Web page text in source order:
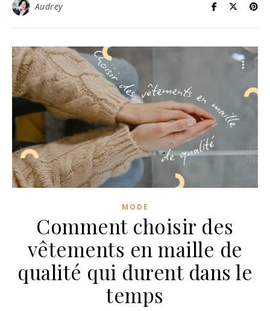
Audrey
MODE
Comment choisir des
vêtements en maille de
qualité qui durent dans le
temps